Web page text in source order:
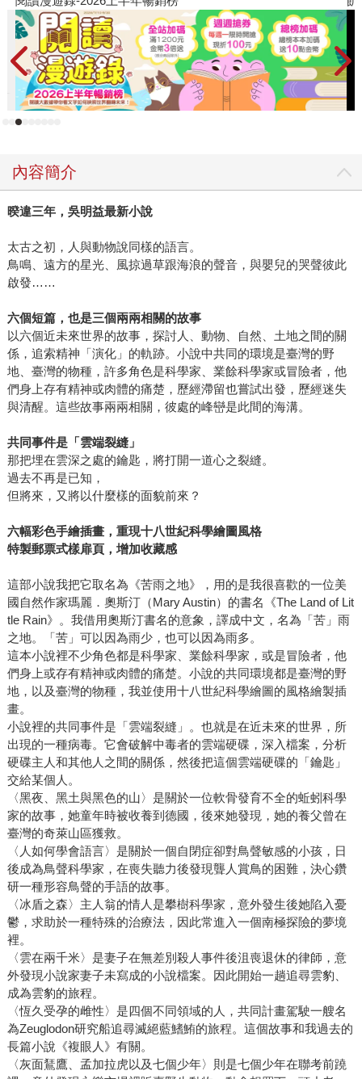
《迷蝶誌》、《蝶道》、《複眼人》，被歸類為自然文學作
家。啊....怎麼會這樣？我的鄉土、台灣人情咧？原本以為他
會繼續在鄉土文學開花，但他已經接上新的枝枒。當年我沒
立即閱讀這幾本作品，一方面是我太都市人了（慚愧慚
愧），對自然文學較沒感覺；還有我怕蟲，印有複眼和蝴蝶
的書封讓我卻步，真的抱歉，身為讀者竟然這麼沒膽量。 不
加魔幻感、有餘裕地在綿長的時間軸裡穿梭，用文字拉出時
間、空間的力道，拳拳到位。 爾後《苦雨之地》更是登峰造
極，讓我深刻感受到文學絕對是一種獨有的藝術形式。吳明
暗濃淡，帶讀者觸摸高山大海、樹稍雲端，自然是人痛苦的
解藥與終點，而人又為彼此的自然，相互連結。除了驚奇、
結感。 這麼多年的作品見證吳明益是位不斷精進的作家，不
僅忠於自己喜愛的主題，也持續帶給讀者開擴深遠的視野與
感動。如今他已經是國際知名作家，不但連娥蘇拉．勒瑰恩
（Ursula K. Le Guin）、王德威都好評讚譽，還作品影視化。
雖然不需要我這個小讀者再幫忙錦上添花，但身為讀者，十
分感謝讀到這樣的作家、這樣的作品。 他即將出版長篇小說
《海風酒店》，世界上又多了一個精彩的故事。迷妹如我，
既雀躍又緊張，不知道故事會激起哪些想法，觸碰哪種感
受。拿到書後，絕對要安排一個寧靜獨處的下午，栽進吳明
益的《海風酒店》。
內容簡介
暌違三年，吳明益最新小說
太古之初，人與動物說同樣的語言。
鳥鳴、遠方的星光、風掠過草跟海浪的聲音，與嬰兒的哭聲彼此
啟發……
六個短篇，也是三個兩兩相關的故事
以六個近未來世界的故事，探討人、動物、自然、土地之間的關
係，追索精神「演化」的軌跡。小說中共同的環境是臺灣的野
地、臺灣的物種，許多角色是科學家、業餘科學家或冒險者，他
們身上存有精神或肉體的痛楚，歷經滯留也嘗試出發，歷經迷失
與清醒。這些故事兩兩相關，彼處的峰巒是此間的海溝。
共同事件是「雲端裂縫」
那把埋在雲深之處的鑰匙，將打開一道心之裂縫。
過去不再是已知，
但將來，又將以什麼樣的面貌前來？
六幅彩色手繪插畫，重現十八世紀科學繪圖風格
特製郵票式樣扉頁，增加收藏感
這部小說我把它取名為《苦雨之地》，用的是我很喜歡的一位美
國自然作家瑪麗．奧斯汀（Mary Austin）的書名《The Land of Lit
tle Rain》。我借用奧斯汀書名的意象，譯成中文，名為「苦」雨
之地。「苦」可以因為雨少，也可以因為雨多。
這本小說裡不少角色都是科學家、業餘科學家，或是冒險者，他
們身上或存有精神或肉體的痛楚。小說的共同環境都是臺灣的野
地，以及臺灣的物種，我並使用十八世紀科學繪圖的風格繪製插
畫。
小說裡的共同事件是「雲端裂縫」。也就是在近未來的世界，所
出現的一種病毒。它會破解中毒者的雲端硬碟，深入檔案，分析
硬碟主人和其他人之間的關係，然後把這個雲端硬碟的「鑰匙」
交給某個人。
〈黑夜、黑土與黑色的山〉是關於一位軟骨發育不全的蚯蚓科學
家的故事，她童年時被收養到德國，後來她發現，她的養父曾在
臺灣的奇萊山區獲救。
〈人如何學會語言〉是關於一個自閉症卻對鳥聲敏感的小孩，日
後成為鳥聲科學家，在喪失聽力後發現聾人賞鳥的困難，決心鑽
研一種形容鳥聲的手語的故事。
〈冰盾之森〉主人翁的情人是攀樹科學家，意外發生後她陷入憂
鬱，求助於一種特殊的治療法，因此常進入一個南極探險的夢境
裡。
〈雲在兩千米〉是妻子在無差別殺人事件後沮喪退休的律師，意
外發現小說家妻子未寫成的小說檔案。因此開始一趟追尋雲豹、
成為雲豹的旅程。
〈恆久受孕的雌性〉是四個不同領域的人，共同計畫駕駛一艘名
為Zeuglodon研究船追尋滅絕藍鰭鮪的旅程。這個故事和我過去的
長篇小說《複眼人》有關。
〈灰面鵟鷹、孟加拉虎以及七個少年〉則是七個少年在聯考前蹺